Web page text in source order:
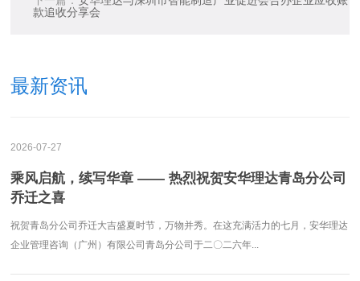
款追收分享会
最新资讯
2026-07-27
乘风启航，续写华章 —— 热烈祝贺安华理达青岛分公司
乔迁之喜
祝贺青岛分公司乔迁大吉盛夏时节，万物并秀。在这充满活力的七月，安华理达
企业管理咨询（广州）有限公司青岛分公司于二〇二六年...